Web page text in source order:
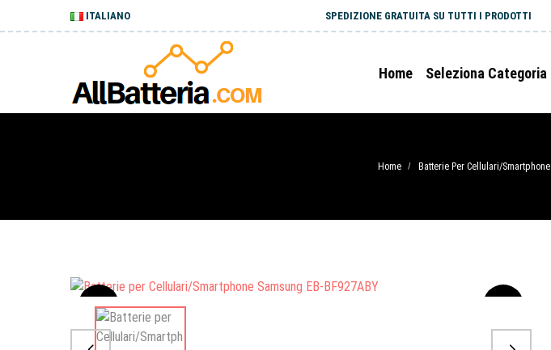
ITALIANO SPEDIZIONE GRATUITA SU TUTTI I PRODOTTI
Home Seleziona Categoria
Home / Batterie Per Cellulari/Smartphone
Sale